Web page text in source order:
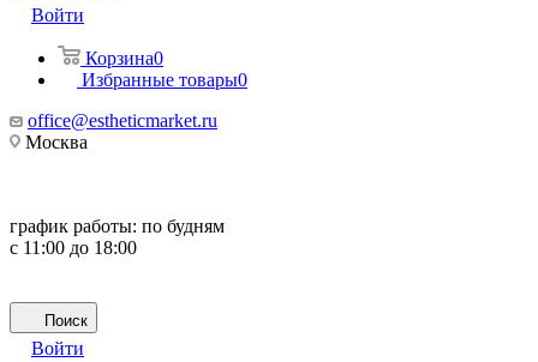
Войти
Корзина0
Избранные товары0
office@estheticmarket.ru
Москва
график работы: по будням
с 11:00 до 18:00
Поиск
Войти